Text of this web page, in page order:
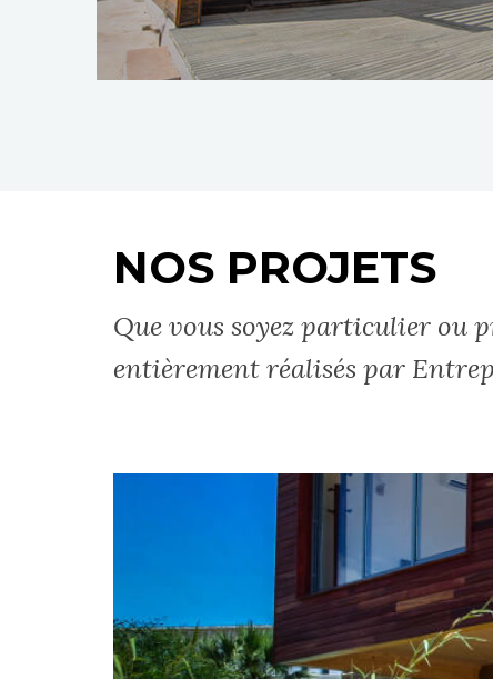
NOS PROJETS
Que vous soyez particulier ou
entièrement réalisés par